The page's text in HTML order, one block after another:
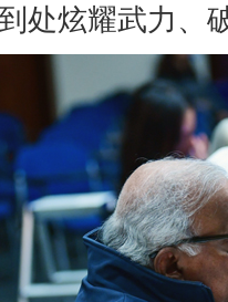
处炫耀武力、